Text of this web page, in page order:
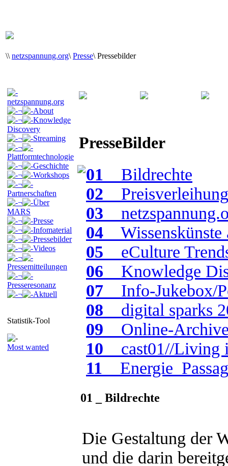
\\ netzspannung.org\ Presse\ Pressebilder
netzspannung.org
¬
About
¬
Knowledge
Discovery
¬
Streaming
¬
Plattformtechnologie
¬
Geschichte
¬
Workshops
¬
Partnerschaften
¬
Über
MARS
¬
Presse
¬
Infomaterial
¬
Pressebilder
¬
Videos
¬
Pressemitteilungen
¬
Presseresonanz
¬
Aktuell
Statistik-Tool
Most wanted
PresseBilder
01 _ Bildrechte
02 _
03 _
04 _
05 _ eCulture
06 _ Knowledge
07 _ Info-Jukebox/
08 _ digital sparks
09 _ Online-
10 _ cast01//
11 _
01 _ Bildrechte
Die Gestaltung der
und die darin